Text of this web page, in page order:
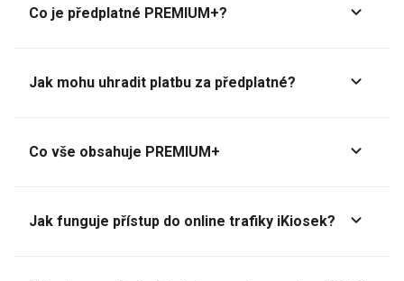
Co je předplatné PREMIUM+?
Jak mohu uhradit platbu za předplatné?
Co vše obsahuje PREMIUM+
Jak funguje přístup do online trafiky iKiosek?